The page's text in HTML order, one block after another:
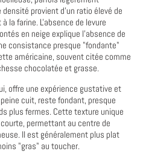
provient d'un ratio élevé de
la farine. L'absence de levure
en neige explique l'absence de
consistance presque "fondante"
américaine, souvent citée comme
chocolatée et grasse.
offre une expérience gustative et
cuit, reste fondant, presque
plus fermes. Cette texture unique
permettant au centre de
Il est généralement plus plat
"gras" au toucher.